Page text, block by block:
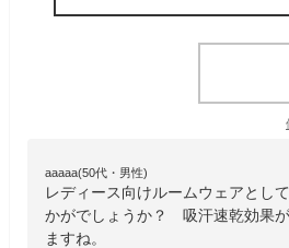
aaaaa(50代・男性)
レディース向けルームウェアとし
かがでしょうか？ 吸汗速乾効果
ますね。